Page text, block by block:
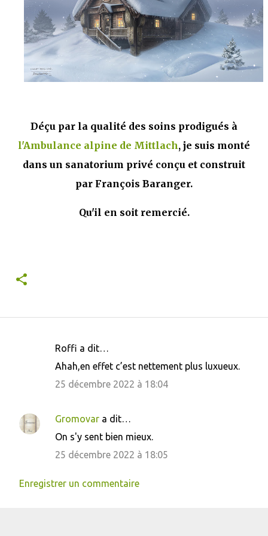
que Thomas connaissait et appréciait Olivier. Marlowe découvre une ville qu’il
ne connaissait pas, habitée par la méfiance, la peur et le rigorisme de la Ligue,
une ville pleine de mystères et de vieilles rancœurs. La Dame d...
Déçu par la qualité des soins prodigués à
l'Ambulance alpine de Mittlach, je suis monté
dans un sanatorium privé conçu et construit
par François Baranger.
Qu'il en soit remercié.
e
i
Roffi a dit…
Ahah,en effet c’est nettement plus luxueux.
25 décembre 2022 à 18:04
Gromovar a dit…
On s'y sent bien mieux.
25 décembre 2022 à 18:05
Enregistrer un commentaire